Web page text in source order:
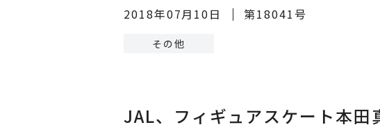
2018年07月10日 第18041号
その他
JAL、フィギュアスケート本